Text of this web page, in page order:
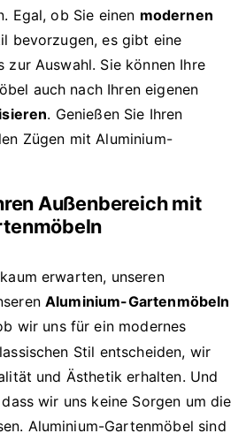
Egal, ob Sie einen modernen
bevorzugen, es gibt eine
zur Auswahl. Sie können Ihre
auch nach Ihren eigenen
. Genießen Sie Ihren
Zügen mit Aluminium-
Außenbereich mit
erwarten, unseren
Aluminium-Gartenmöbeln
wir uns für ein modernes
Stil entscheiden, wir
und Ästhetik erhalten. Und
wir uns keine Sorgen um die
Aluminium-Gartenmöbel sind